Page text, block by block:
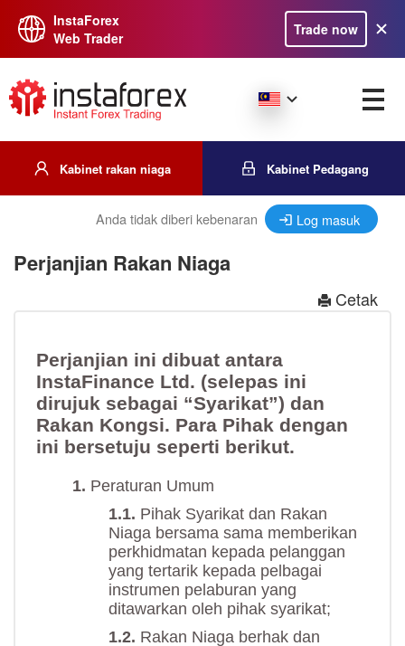
InstaForex
Web Trader
Trade now
Kabinet rakan niaga Kabinet Pedagang
Anda tidak diberi kebenaran Log masuk
Perjanjian Rakan Niaga
Cetak